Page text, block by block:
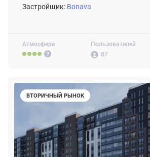
Атмосфера
Пользователей
87
Застройщик: Bonava
ВТОРИЧНЫЙ РЫНОК